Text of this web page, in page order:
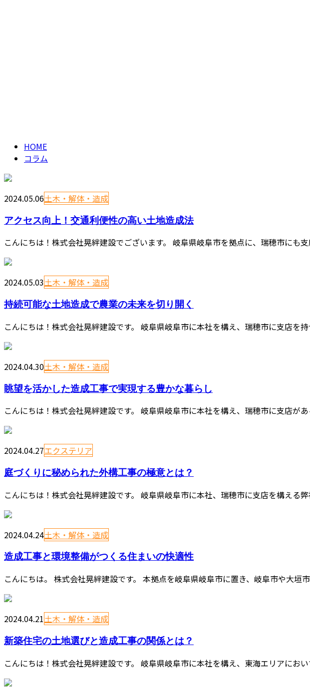
HOME
コラム
2024.05.06土木・解体・造成
アクセス向上！交通利便性の高い土地造成法
こんにちは！株式会社晃絆建設でございます。 岐阜県岐阜市を拠点に、瑞穂市にも
2024.05.03土木・解体・造成
持続可能な土地造成で農業の未来を切り開く
こんにちは！株式会社晃絆建設です。 岐阜県岐阜市に本社を構え、瑞穂市に支店を
2024.04.30土木・解体・造成
眺望を活かした造成工事で実現する豊かな暮らし
こんにちは！株式会社晃絆建設です。 岐阜県岐阜市に本社を構え、瑞穂市に支店が
2024.04.27エクステリア
庭づくりに秘められた外構工事の極意とは？
こんにちは！株式会社晃絆建設です。 岐阜県岐阜市に本社、瑞穂市に支店を構える
2024.04.24土木・解体・造成
造成工事と環境整備がつくる住まいの快適性
こんにちは。 株式会社晃絆建設です。 本拠点を岐阜県岐阜市に置き、岐阜市や大垣
2024.04.21土木・解体・造成
新築住宅の土地選びと造成工事の関係とは？
こんにちは！株式会社晃絆建設です。 岐阜県岐阜市に本社を構え、東海エリアにお